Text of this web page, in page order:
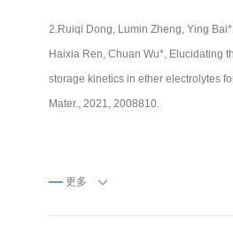
2.Ruiqi Dong, Lumin Zheng, Ying
Haixia Ren, Chuan Wu*, Elucidating
storage kinetics in ether electrolytes
Mater., 2021, 2008810.
3.Zhaohua Wang, Xin Feng, Ying
更多